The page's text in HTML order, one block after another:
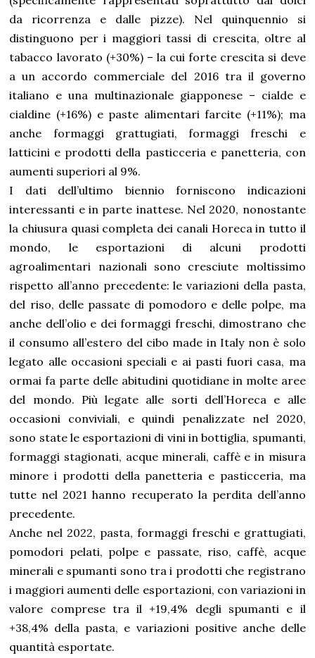
da ricorrenza e dalle pizze). Nel quinquennio si
distinguono per i maggiori tassi di crescita, oltre al
tabacco lavorato (+30%) – la cui forte crescita si deve
a un accordo commerciale del 2016 tra il governo
italiano e una multinazionale giapponese – cialde e
cialdine (+16%) e paste alimentari farcite (+11%); ma
anche formaggi grattugiati, formaggi freschi e
latticini e prodotti della pasticceria e panetteria, con
aumenti superiori al 9%.
I dati dell’ultimo biennio forniscono indicazioni
interessanti e in parte inattese. Nel 2020, nonostante
la chiusura quasi completa dei canali Horeca in tutto il
mondo, le esportazioni di alcuni prodotti
agroalimentari nazionali sono cresciute moltissimo
rispetto all’anno precedente: le variazioni della pasta,
del riso, delle passate di pomodoro e delle polpe, ma
anche dell’olio e dei formaggi freschi, dimostrano che
il consumo all’estero del cibo made in Italy non è solo
legato alle occasioni speciali e ai pasti fuori casa, ma
ormai fa parte delle abitudini quotidiane in molte aree
del mondo. Più legate alle sorti dell’Horeca e alle
occasioni conviviali, e quindi penalizzate nel 2020,
sono state le esportazioni di vini in bottiglia, spumanti,
formaggi stagionati, acque minerali, caffè e in misura
minore i prodotti della panetteria e pasticceria, ma
tutte nel 2021 hanno recuperato la perdita dell’anno
precedente.
Anche nel 2022, pasta, formaggi freschi e grattugiati,
pomodori pelati, polpe e passate, riso, caffè, acque
minerali e spumanti sono tra i prodotti che registrano
i maggiori aumenti delle esportazioni, con variazioni in
valore comprese tra il +19,4% degli spumanti e il
+38,4% della pasta, e variazioni positive anche delle
quantità esportate.